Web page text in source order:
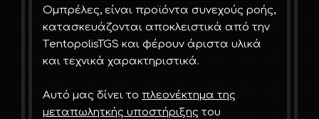
Ομπρέλες, είναι προϊόντα συνεχούς ροής,
κατασκευάζονται αποκλειστικά από την
ΤentopolisTGS και φέρουν άριστα υλικά
και τεχνικά χαρακτηριστικά.
Αυτό μας δίνει τοπλεονέκτημα της
μεταπωλητκής υποστήριξηςτου